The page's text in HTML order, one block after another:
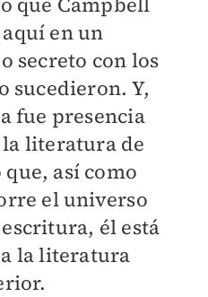
en un
secreto con los
sucedieron. Y,
fue presencia
literatura de
así como
el universo
él está
la literatura